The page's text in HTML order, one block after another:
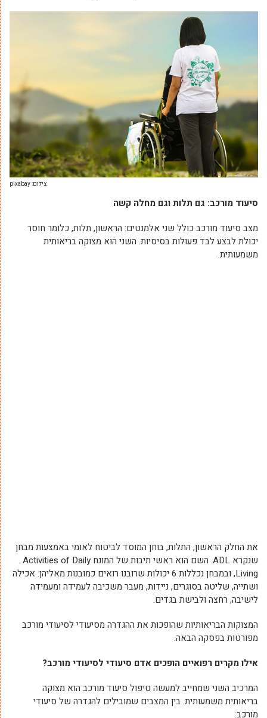
צילום: pixabay
סיעוד מורכב: גם תלות וגם מחלה קשה
מצב סיעוד מורכב כולל שני אלמנטים: הראשון, תלות, כלומר חוסר
יכולת לבצע לבד פעולות בסיסיות. השני הוא מצוקה בריאותית
משמעותית.
את החלק הראשון, התלות, בוחן המוסד לביטוח לאומי באמצעות מבחן
שנקרא ADL. השם הוא ראשי תיבות של המונח Activities of Daily
Living, ובמבחן נכללות 6 יכולות שרובנו רואים כמובנות מאליהן: אכילה
ושתייה, שליטה בסוגרים, ניידות, מעבר משכיבה לעמידה ומעמידה
לישיבה, רחצה ולבישת בגדים.
המצוקות הבריאותיות שהופכות את ההגדרה מסיעודי לסיעודי מורכב
מפורטות בפסקה הבאה.
אילו מקרים רפואיים הופכים אדם סיעודי לסיעודי מורכב?
המרכיב השני שמחייב למעשה טיפול סיעוד מורכב הוא מצוקה
בריאותית משמעותית. בין המצבים שמובילים להגדרה של סיעודי
מורכב: